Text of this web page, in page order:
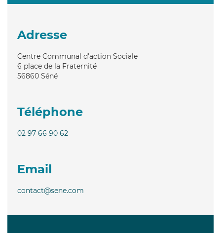
Adresse
Centre Communal d'action Sociale
6 place de la Fraternité
56860 Séné
Téléphone
02 97 66 90 62
Email
contact@sene.com